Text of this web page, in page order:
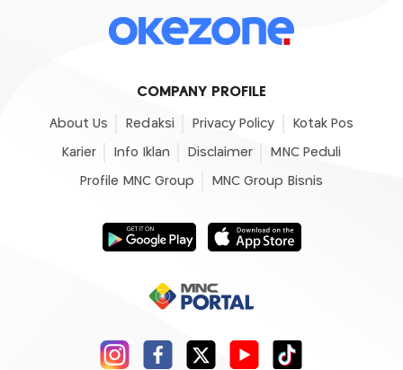
COMPANY PROFILE
About Us Redaksi Privacy Policy Kotak Pos
Karier Info Iklan Disclaimer MNC Peduli
Profile MNC Group MNC Group Bisnis